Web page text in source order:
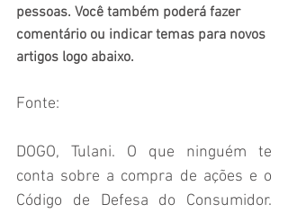
pessoas. Você também poderá fazer
comentário ou indicar temas para novos
artigos logo abaixo.
Fonte:
DOGO, Tulani. O que ninguém te
conta sobre a compra de ações e o
Código de Defesa do Consumidor.